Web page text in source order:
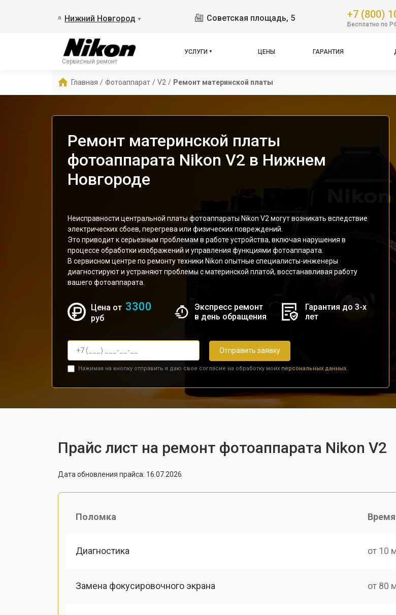
Нижний Новгород ▼ Советская площадь, 5 +7 (800)
Бесплатно по
Сервисный ремонт
УСЛУГИ ЦЕНЫ ГАРАНТИЯ
Главная / Фотоаппарат / V2 / Ремонт материнской платы
Ремонт материнской платы
фотоаппарата Nikon V2 в Нижнем
Новгороде
Неисправности центральной платы фотоаппараты Nikon V2 могут возникать вследствие
электрических сбоев, перегрева или физических повреждений.
Это приводит к серьезным проблемам в работе устройства, включая нарушения в
процессе обработки изображений и управления функциями фотоаппарата.
В сервисном центре по ремонту техники Nikon опытные специалисты-инженеры
диагностируют и устраняют проблемы с материнской платой, восстанавливая работу
вашего фотоаппарата.
Цена от 3300
руб
Экспресс ремонт
в день обращения
Гарантия до 3-х
лет
Отправить заявку
Нажимая на кнопку отправить я даю свое согласие на обработку моих персональных данных.
Прайс лист на ремонт фотоаппарата Nikon V2
Дата обновления прайса: 16.07.2026
Поломка Время
Диагностика от 10
Замена фокусировочного экрана от 80